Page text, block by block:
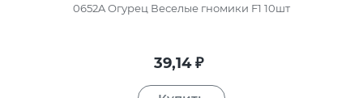
0652A Огурец Веселые гномики F1 10шт
39,14 ₽